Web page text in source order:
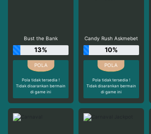
Bust the Bank
13%
Pola tidak tersedia !
Tidak disarankan bermain
di game ini
Candy Rush Askmebet
10%
Pola tidak tersedia !
Tidak disarankan bermain
di game ini